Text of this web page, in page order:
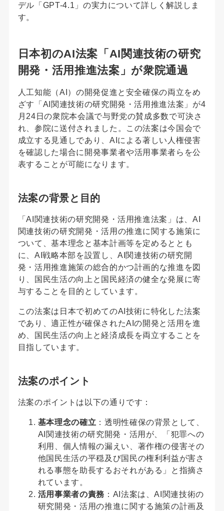
デル「GPT-4.1」の実力について詳しく解説しま
す。
日本初のAI法案「AI関連技術の研究
開発・活用推進法案」が衆院通過
人工知能（AI）の開発促進と安全確保の両立をめ
ざす「AI関連技術の研究開発・活用推進法案」が4
月24日の衆院本会議で与野党の賛成多数で可決さ
れ、参院に送付されました。この法案は今国会で
成立する見通しであり、AIによる著しい人権侵害
を確認した場合に開発事業者や活用事業者らを公
表することが可能になります。
法案の背景と目的
「AI関連技術の研究開発・活用推進法案」は、AI
関連技術の研究開発・活用の推進に関する施策に
ついて、基本理念と基本計画等を定めるととも
に、AI戦略本部を設置し、AI関連技術の研究開
発・活用推進施策の総合的かつ計画的な推進を図
り、国民生活の向上と国民経済の健全な発展に寄
与することを目的としています。
この法案は日本で初めてのAI技術に特化した法案
であり、適正性が確保されたAIの開発と活用を進
め、国民生活の向上と経済成長を両立することを
目指しています。
法案のポイント
法案のポイントは以下の通りです：
基本理念の確立 ：透明性確保の背景として、
AI関連技術の研究開発・活用が、「犯罪への
利用、個人情報の漏えい、著作権の侵害その
他国民生活の平穏及び国民の権利利益が害さ
れる事態を助長するおそれがある」と指摘さ
れています。
活用事業者の責務 ：AI法案は、AI関連技術の
研究開発・活用の推進に関する施策の計画及